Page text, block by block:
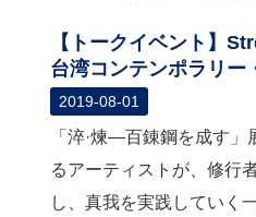
【トークイベント】
台湾コンテンポラリー
2019-08-01
「淬·煉―百錬鋼を成す
るアーティストが、修行
し、真我を実践していく